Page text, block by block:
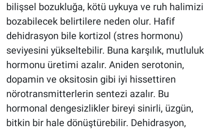
bilişsel bozukluğa, kötü uykuya ve ruh halimizi
bozabilecek belirtilere neden olur. Hafif
dehidrasyon bile kortizol (stres hormonu)
seviyesini yükseltebilir. Buna karşılık, mutluluk
hormonu üretimi azalır. Aniden serotonin,
dopamin ve oksitosin gibi iyi hissettiren
nörotransmitterlerin sentezi azalır. Bu
hormonal dengesizlikler bireyi sinirli, üzgün,
bitkin bir hale dönüştürebilir. Dehidrasyon,